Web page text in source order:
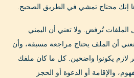
إنك محتاج تمشي في الطريق الصحيح.
الملفات تُرفض. ولا تعني أن اليمني
أن الملف يحتاج مراجعة مسبقة، وأن
لازم يكونوا واضحين. كل ما كان ملفك
والإقامة أو الدعوة أو الحجز